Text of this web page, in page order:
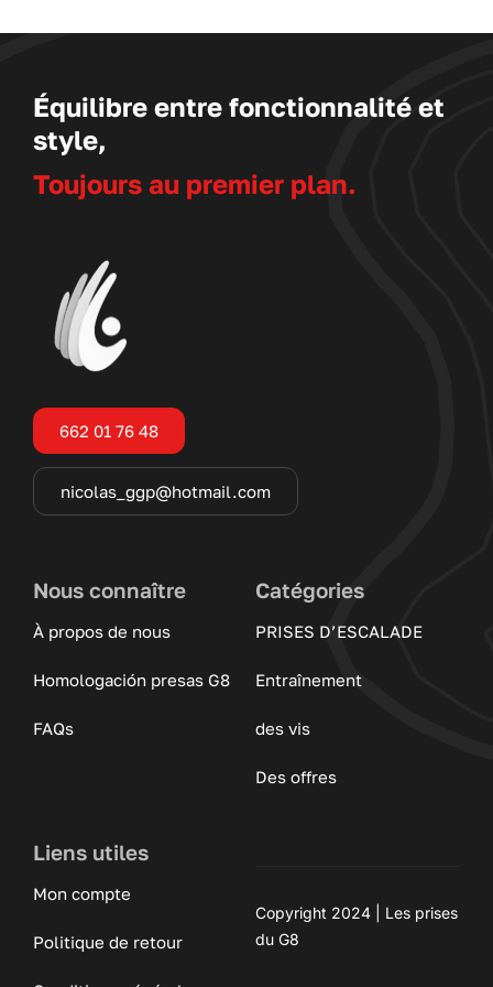
Équilibre entre fonctionnalité et
style,
Toujours au premier plan.
662 01 76 48
nicolas_ggp@hotmail.com
Nous connaître
À propos de nous
Homologación presas G8
FAQs
Catégories
PRISES D’ESCALADE
Entraînement
des vis
Des offres
Liens utiles
Mon compte
Politique de retour
Copyright 2024 | Les prises
du G8